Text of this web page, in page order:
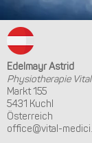
Edelmayr Astrid
Physiotherapie
Markt 155
5431 Kuchl
Österreich
office@vital-